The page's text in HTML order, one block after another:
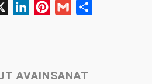
e
e
l
AVAINSANAT